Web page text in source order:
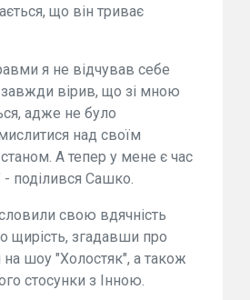
що він триває
я не відчував себе
завжди вірив, що зі мною
адже не було
над своїм
А тепер у мене є час
- поділився Сашко.
свою вдячність
щирість, згадавши про
на шоу "Холостяк", а також
стосунки з Інною.